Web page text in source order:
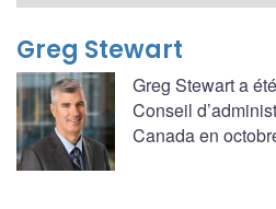
Greg Stewart
Greg Stewart a
Conseil
Canada en